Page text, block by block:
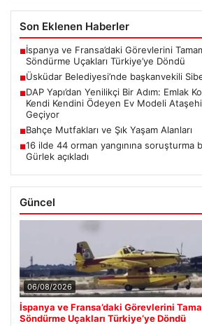
Son Eklenen Haberler
■İspanya ve Fransa’daki Görevlerini
Söndürme Uçakları Türkiye’ye Döndü
■Üsküdar Belediyesi’nde başkanvekili
■DAP Yapı’dan Yenilikçi Bir Adım: Emlak
Kendi Kendini Ödeyen Ev Modeli
Geçiyor
■Bahçe Mutfakları ve Şık Yaşam Alanları
■16 ilde 44 orman yangınına soruşturma
Gürlek açıkladı
Güncel
06/08/2026
İspanya ve Fransa’daki Görevlerini
Söndürme Uçakları Türkiye’ye Döndü